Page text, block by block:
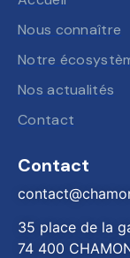
Nous connaître
Notre
Nos actualités
Contact
Contact
35 place de la
74 400